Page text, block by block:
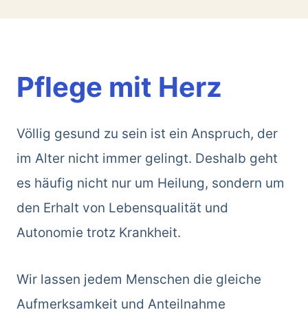
Pflege mit Herz
Völlig gesund zu sein ist ein Anspruch, der
im Alter nicht immer gelingt. Deshalb geht
es häufig nicht nur um Heilung, sondern um
den Erhalt von Lebensqualität und
Autonomie trotz Krankheit.
Wir lassen jedem Menschen die gleiche
Aufmerksamkeit und Anteilnahme